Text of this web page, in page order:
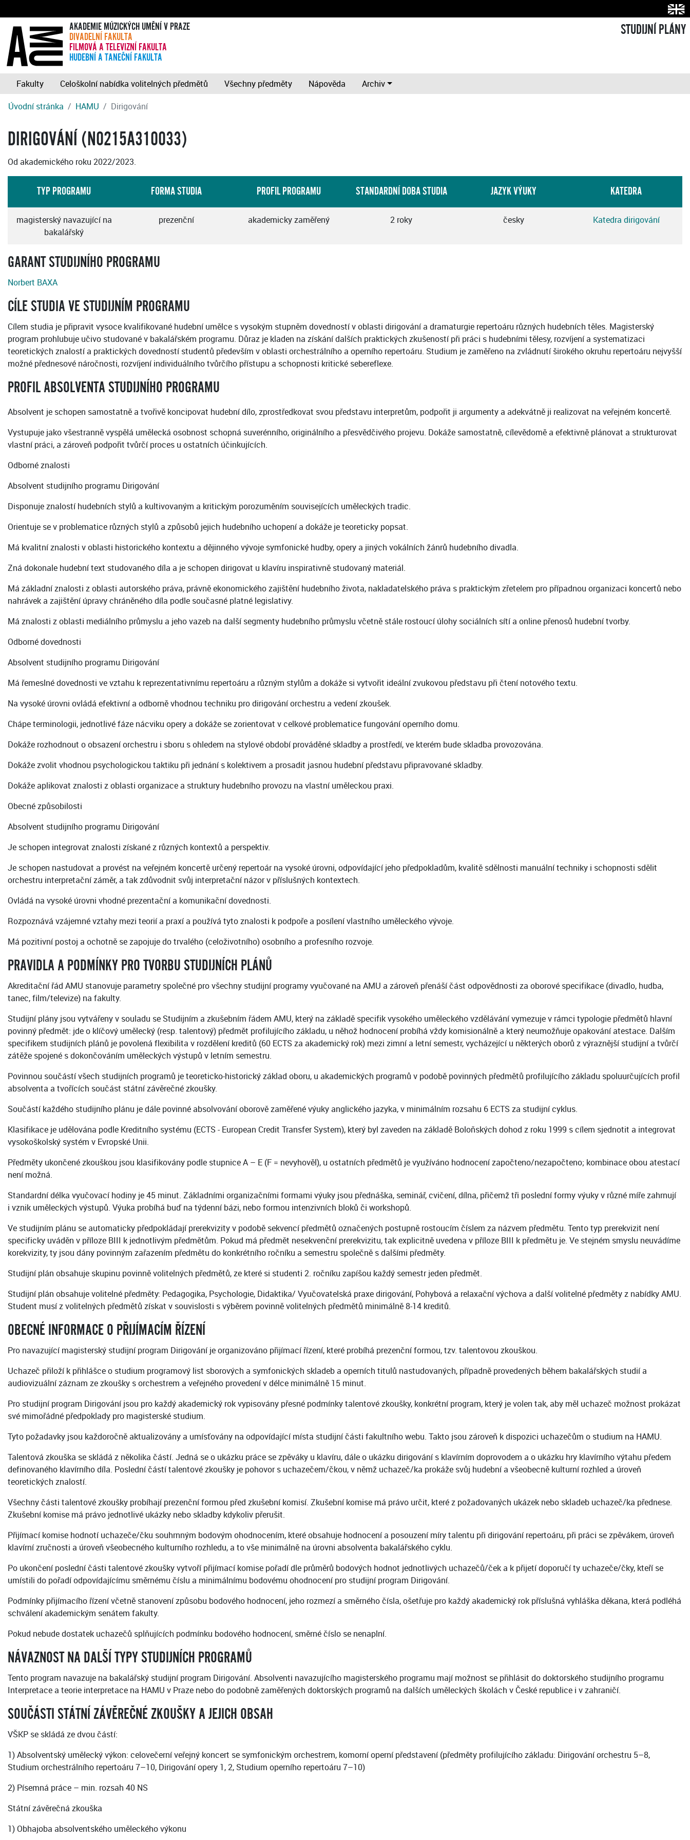
AKADEMIE MÚZICKÝCH UMĚNÍ V PRAZE
DIVADELNÍ FAKULTA
FILMOVÁ A TELEVIZNÍ FAKULTA
HUDEBNÍ A TANEČNÍ FAKULTA
STUDIJNÍ PLÁNY
Fakulty Celoškolní nabídka volitelných předmětů Všechny předměty Nápověda
Archiv
Úvodní stránka
HAMU Dirigování
DIRIGOVÁNÍ (N0215A310033)
Od akademického roku 2022/2023.
TYP PROGRAMU FORMA STUDIA PROFIL PROGRAMU STANDARDNÍ DOBA STUDIA JAZYK VÝUKY KATEDRA
magisterský navazující na
bakalářský
prezenční akademicky zaměřený 2 roky česky Katedra dirigování
GARANT STUDIJNÍHO PROGRAMU
Norbert BAXA
CÍLE STUDIA VE STUDIJNÍM PROGRAMU
Cílem studia je připravit vysoce kvalifikované hudební umělce s vysokým stupněm dovedností v oblasti dirigování a dramaturgie repertoáru různých hudebních těles. Magisterský
program prohlubuje učivo studované v bakalářském programu. Důraz je kladen na získání dalších praktických zkušeností při práci s hudebními tělesy, rozvíjení a systematizaci
teoretických znalostí a praktických dovedností studentů především v oblasti orchestrálního a operního repertoáru. Studium je zaměřeno na zvládnutí širokého okruhu repertoáru nejvyšší
možné přednesové náročnosti, rozvíjení individuálního tvůrčího přístupu a schopnosti kritické sebereflexe.
PROFIL ABSOLVENTA STUDIJNÍHO PROGRAMU
Absolvent je schopen samostatně a tvořivě koncipovat hudební dílo, zprostředkovat svou představu interpretům, podpořit ji argumenty a adekvátně ji realizovat na veřejném koncertě.
Vystupuje jako všestranně vyspělá umělecká osobnost schopná suverénního, originálního a přesvědčivého projevu. Dokáže samostatně, cílevědomě a efektivně plánovat a strukturovat
vlastní práci, a zároveň podpořit tvůrčí proces u ostatních účinkujících.
Odborné znalosti
Absolvent studijního programu Dirigování
Disponuje znalostí hudebních stylů a kultivovaným a kritickým porozuměním souvisejících uměleckých tradic.
Orientuje se v problematice různých stylů a způsobů jejich hudebního uchopení a dokáže je teoreticky popsat.
Má kvalitní znalosti v oblasti historického kontextu a dějinného vývoje symfonické hudby, opery a jiných vokálních žánrů hudebního divadla.
Zná dokonale hudební text studovaného díla a je schopen dirigovat u klavíru inspirativně studovaný materiál.
Má základní znalosti z oblasti autorského práva, právně ekonomického zajištění hudebního života, nakladatelského práva s praktickým zřetelem pro případnou organizaci koncertů nebo
nahrávek a zajištění úpravy chráněného díla podle současné platné legislativy.
Má znalosti z oblasti mediálního průmyslu a jeho vazeb na další segmenty hudebního průmyslu včetně stále rostoucí úlohy sociálních sítí a online přenosů hudební tvorby.
Odborné dovednosti
Absolvent studijního programu Dirigování
Má řemeslné dovednosti ve vztahu k reprezentativnímu repertoáru a různým stylům a dokáže si vytvořit ideální zvukovou představu při čtení notového textu.
Na vysoké úrovni ovládá efektivní a odborně vhodnou techniku pro dirigování orchestru a vedení zkoušek.
Chápe terminologii, jednotlivé fáze nácviku opery a dokáže se zorientovat v celkové problematice fungování operního domu.
Dokáže rozhodnout o obsazení orchestru i sboru s ohledem na stylové období prováděné skladby a prostředí, ve kterém bude skladba provozována.
Dokáže zvolit vhodnou psychologickou taktiku při jednání s kolektivem a prosadit jasnou hudební představu připravované skladby.
Dokáže aplikovat znalosti z oblasti organizace a struktury hudebního provozu na vlastní uměleckou praxi.
Obecné způsobilosti
Absolvent studijního programu Dirigování
Je schopen integrovat znalosti získané z různých kontextů a perspektiv.
Je schopen nastudovat a provést na veřejném koncertě určený repertoár na vysoké úrovni, odpovídající jeho předpokladům, kvalitě sdělnosti manuální techniky i schopnosti sdělit
orchestru interpretační záměr, a tak zdůvodnit svůj interpretační názor v příslušných kontextech.
Ovládá na vysoké úrovni vhodné prezentační a komunikační dovednosti.
Rozpoznává vzájemné vztahy mezi teorií a praxí a používá tyto znalosti k podpoře a posílení vlastního uměleckého vývoje.
Má pozitivní postoj a ochotně se zapojuje do trvalého (celoživotního) osobního a profesního rozvoje.
PRAVIDLA A PODMÍNKY PRO TVORBU STUDIJNÍCH PLÁNŮ
Akreditační řád AMU stanovuje parametry společné pro všechny studijní programy vyučované na AMU a zároveň přenáší část odpovědnosti za oborové specifikace (divadlo, hudba,
tanec, film/televize) na fakulty.
Studijní plány jsou vytvářeny v souladu se Studijním a zkušebním řádem AMU, který na základě specifik vysokého uměleckého vzdělávání vymezuje v rámci typologie předmětů hlavní
povinný předmět: jde o klíčový umělecký (resp. talentový) předmět profilujícího základu, u něhož hodnocení probíhá vždy komisionálně a který neumožňuje opakování atestace. Dalším
specifikem studijních plánů je povolená flexibilita v rozdělení kreditů (60 ECTS za akademický rok) mezi zimní a letní semestr, vycházející u některých oborů z výraznější studijní a tvůrčí
zátěže spojené s dokončováním uměleckých výstupů v letním semestru.
Povinnou součástí všech studijních programů je teoreticko-historický základ oboru, u akademických programů v podobě povinných předmětů profilujícího základu spoluurčujících profil
absolventa a tvořících součást státní závěrečné zkoušky.
Součástí každého studijního plánu je dále povinné absolvování oborově zaměřené výuky anglického jazyka, v minimálním rozsahu 6 ECTS za studijní cyklus.
Klasifikace je udělována podle Kreditního systému (ECTS - European Credit Transfer System), který byl zaveden na základě Boloňských dohod z roku 1999 s cílem sjednotit a integrovat
vysokoškolský systém v Evropské Unii.
Předměty ukončené zkouškou jsou klasifikovány podle stupnice A – E (F = nevyhověl), u ostatních předmětů je využíváno hodnocení započteno/nezapočteno; kombinace obou atestací
není možná.
Standardní délka vyučovací hodiny je 45 minut. Základními organizačními formami výuky jsou přednáška, seminář, cvičení, dílna, přičemž tři poslední formy výuky v různé míře zahrnují
i vznik uměleckých výstupů. Výuka probíhá buď na týdenní bázi, nebo formou intenzivních bloků či workshopů.
Ve studijním plánu se automaticky předpokládají prerekvizity v podobě sekvencí předmětů označených postupně rostoucím číslem za názvem předmětu. Tento typ prerekvizit není
specificky uváděn v příloze BIII k jednotlivým předmětům. Pokud má předmět nesekvenční prerekvizitu, tak explicitně uvedena v příloze BIII k předmětu je. Ve stejném smyslu neuvádíme
korekvizity, ty jsou dány povinným zařazením předmětu do konkrétního ročníku a semestru společně s dalšími předměty.
Studijní plán obsahuje skupinu povinně volitelných předmětů, ze které si studenti 2. ročníku zapíšou každý semestr jeden předmět.
Studijní plán obsahuje volitelné předměty: Pedagogika, Psychologie, Didaktika/ Vyučovatelská praxe dirigování, Pohybová a relaxační výchova a další volitelné předměty z nabídky AMU.
Student musí z volitelných předmětů získat v souvislosti s výběrem povinně volitelných předmětů minimálně 8-14 kreditů.
OBECNÉ INFORMACE O PŘIJÍMACÍM ŘÍZENÍ
Pro navazující magisterský studijní program Dirigování je organizováno přijímací řízení, které probíhá prezenční formou, tzv. talentovou zkouškou.
Uchazeč přiloží k přihlášce o studium programový list sborových a symfonických skladeb a operních titulů nastudovaných, případně provedených během bakalářských studií a
audiovizuální záznam ze zkoušky s orchestrem a veřejného provedení v délce minimálně 15 minut.
Pro studijní program Dirigování jsou pro každý akademický rok vypisovány přesné podmínky talentové zkoušky, konkrétní program, který je volen tak, aby měl uchazeč možnost prokázat
své mimořádné předpoklady pro magisterské studium.
Tyto požadavky jsou každoročně aktualizovány a umísťovány na odpovídající místa studijní části fakultního webu. Takto jsou zároveň k dispozici uchazečům o studium na HAMU.
Talentová zkouška se skládá z několika částí. Jedná se o ukázku práce se zpěváky u klavíru, dále o ukázku dirigování s klavírním doprovodem a o ukázku hry klavírního výtahu předem
definovaného klavírního díla. Poslední částí talentové zkoušky je pohovor s uchazečem/čkou, v němž uchazeč/ka prokáže svůj hudební a všeobecně kulturní rozhled a úroveň
teoretických znalostí.
Všechny části talentové zkoušky probíhají prezenční formou před zkušební komisí. Zkušební komise má právo určit, které z požadovaných ukázek nebo skladeb uchazeč/ka přednese.
Zkušební komise má právo jednotlivé ukázky nebo skladby kdykoliv přerušit.
Přijímací komise hodnotí uchazeče/čku souhrnným bodovým ohodnocením, které obsahuje hodnocení a posouzení míry talentu při dirigování repertoáru, při práci se zpěvákem, úroveň
klavírní zručnosti a úroveň všeobecného kulturního rozhledu, a to vše minimálně na úrovni absolventa bakalářského cyklu.
Po ukončení poslední části talentové zkoušky vytvoří přijímací komise pořadí dle průměrů bodových hodnot jednotlivých uchazečů/ček a k přijetí doporučí ty uchazeče/čky, kteří se
umístili do pořadí odpovídajícímu směrnému číslu a minimálnímu bodovému ohodnocení pro studijní program Dirigování.
Podmínky přijímacího řízení včetně stanovení způsobu bodového hodnocení, jeho rozmezí a směrného čísla, ošetřuje pro každý akademický rok příslušná vyhláška děkana, která podléhá
schválení akademickým senátem fakulty.
Pokud nebude dostatek uchazečů splňujících podmínku bodového hodnocení, směrné číslo se nenaplní.
NÁVAZNOST NA DALŠÍ TYPY STUDIJNÍCH PROGRAMŮ
Tento program navazuje na bakalářský studijní program Dirigování. Absolventi navazujícího magisterského programu mají možnost se přihlásit do doktorského studijního programu
Interpretace a teorie interpretace na HAMU v Praze nebo do podobně zaměřených doktorských programů na dalších uměleckých školách v České republice i v zahraničí.
SOUČÁSTI STÁTNÍ ZÁVĚREČNÉ ZKOUŠKY A JEJICH OBSAH
VŠKP se skládá ze dvou částí:
1) Absolventský umělecký výkon: celovečerní veřejný koncert se symfonickým orchestrem, komorní operní představení (předměty profilujícího základu: Dirigování orchestru 5–8,
Studium orchestrálního repertoáru 7–10, Dirigování opery 1, 2, Studium operního repertoáru 7–10)
2) Písemná práce – min. rozsah 40 NS
Státní závěrečná zkouška
1) Obhajoba absolventského uměleckého výkonu